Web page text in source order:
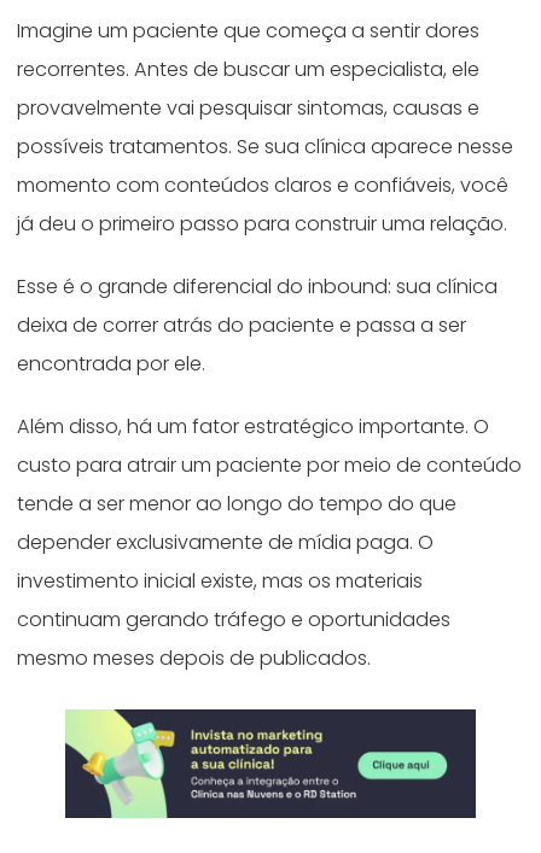
Imagine um paciente que começa a sentir dores
recorrentes. Antes de buscar um especialista, ele
provavelmente vai pesquisar sintomas, causas e
possíveis tratamentos. Se sua clínica aparece nesse
momento com conteúdos claros e confiáveis, você
já deu o primeiro passo para construir uma relação.
Esse é o grande diferencial do inbound: sua clínica
deixa de correr atrás do paciente e passa a ser
encontrada por ele.
Além disso, há um fator estratégico importante. O
custo para atrair um paciente por meio de conteúdo
tende a ser menor ao longo do tempo do que
depender exclusivamente de mídia paga. O
investimento inicial existe, mas os materiais
continuam gerando tráfego e oportunidades
mesmo meses depois de publicados.